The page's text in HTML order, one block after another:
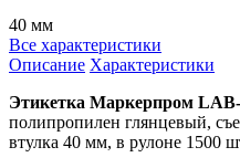
40 мм
Все характеристики
Описание Характеристики
Этикетка Маркерпром LAB-
полипропилен глянцевый,
втулка 40 мм, в рулоне 1500